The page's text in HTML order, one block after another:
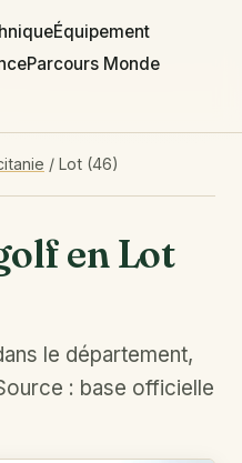
Équipement
Parcours Monde
/ Lot (46)
en Lot
le département,
: base officielle